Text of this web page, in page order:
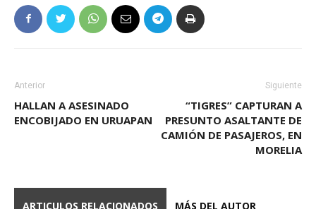
Anterior
HALLAN A ASESINADO
ENCOBIJADO EN URUAPAN
Siguiente
“TIGRES” CAPTURAN A
PRESUNTO ASALTANTE DE
CAMIÓN DE PASAJEROS, EN
MORELIA
ARTICULOS RELACIONADOS MÁS DEL AUTOR